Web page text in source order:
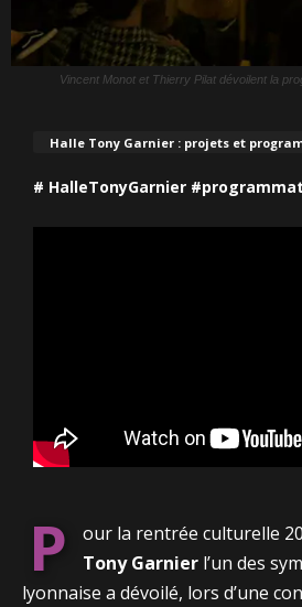
Vincent Monot et Thierry Pilat dévoilent la
Halle Tony Garnier : projets et
# HalleTonyGarnier
P our la rentrée culturelle
Tony Garnierl’un des
lyonnaise a dévoilé, lors d’une